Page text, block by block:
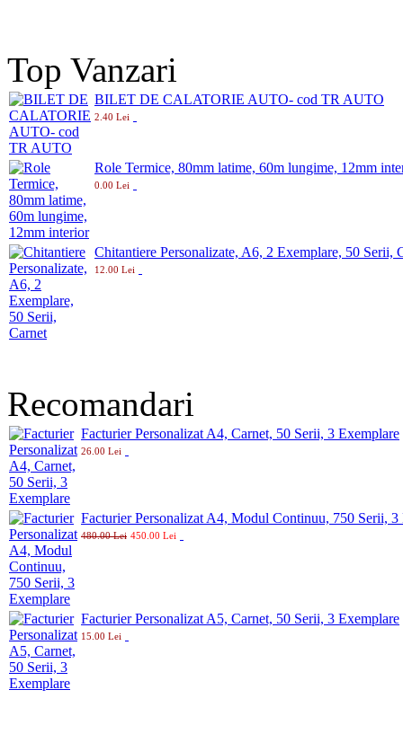
Top Vanzari
BILET DE CALATORIE AUTO- cod TR AUTO
2.40 Lei
Role Termice, 80mm latime, 60m lungime, 12mm
0.00 Lei
Chitantiere Personalizate, A6, 2 Exemplare, 50 Serii,
12.00 Lei
Recomandari
Facturier Personalizat A4, Carnet, 50 Serii, 3 Exemplare
26.00 Lei
Facturier Personalizat A4, Modul Continuu, 750 Serii, 3
480.00 Lei 450.00 Lei
Facturier Personalizat A5, Carnet, 50 Serii, 3 Exemplare
15.00 Lei